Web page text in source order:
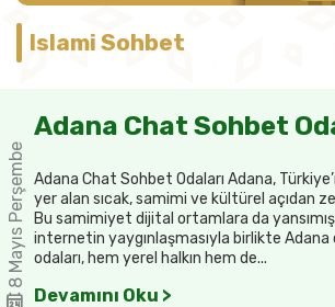
Islami Sohbet
8 Mayıs Perşembe
Adana Chat Sohbet
Adana Chat Sohbet Odaları Adana,
yer alan sıcak, samimi ve kültürel açıdan
Bu samimiyet dijital ortamlara da
internetin yaygınlaşmasıyla birlikte
odaları, hem yerel halkın hem de...
Devamını Oku >